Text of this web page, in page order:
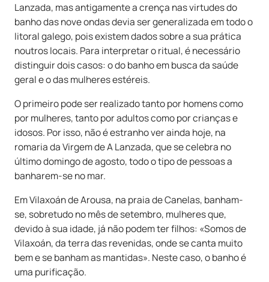
Lanzada, mas antigamente a crença nas virtudes do
banho das nove ondas devia ser generalizada em todo o
litoral galego, pois existem dados sobre a sua prática
noutros locais. Para interpretar o ritual, é necessário
distinguir dois casos: o do banho em busca da saúde
geral e o das mulheres estéreis.
O primeiro pode ser realizado tanto por homens como
por mulheres, tanto por adultos como por crianças e
idosos. Por isso, não é estranho ver ainda hoje, na
romaria da Virgem de A Lanzada, que se celebra no
último domingo de agosto, todo o tipo de pessoas a
banharem-se no mar.
Em Vilaxoán de Arousa, na praia de Canelas, banham-
se, sobretudo no mês de setembro, mulheres que,
devido à sua idade, já não podem ter filhos: «Somos de
Vilaxoán, da terra das revenidas, onde se canta muito
bem e se banham as mantidas». Neste caso, o banho é
uma purificação.